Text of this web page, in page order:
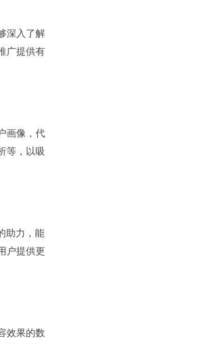
深入了解
广提供有
画像，代
等，以吸
助力，能
户提供更
效果的数